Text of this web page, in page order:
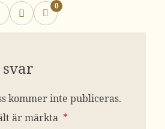
0
kommer inte publiceras.
är märkta *